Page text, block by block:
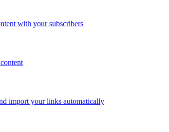
with your subscribers
import your links automatically